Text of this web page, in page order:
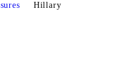
Hillary